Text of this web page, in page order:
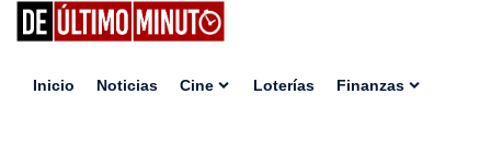
Inicio Noticias Cine Loterías Finanzas